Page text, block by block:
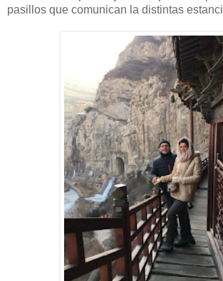
pasillos que comunican la distintas